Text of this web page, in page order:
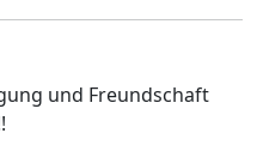
und Freundschaft